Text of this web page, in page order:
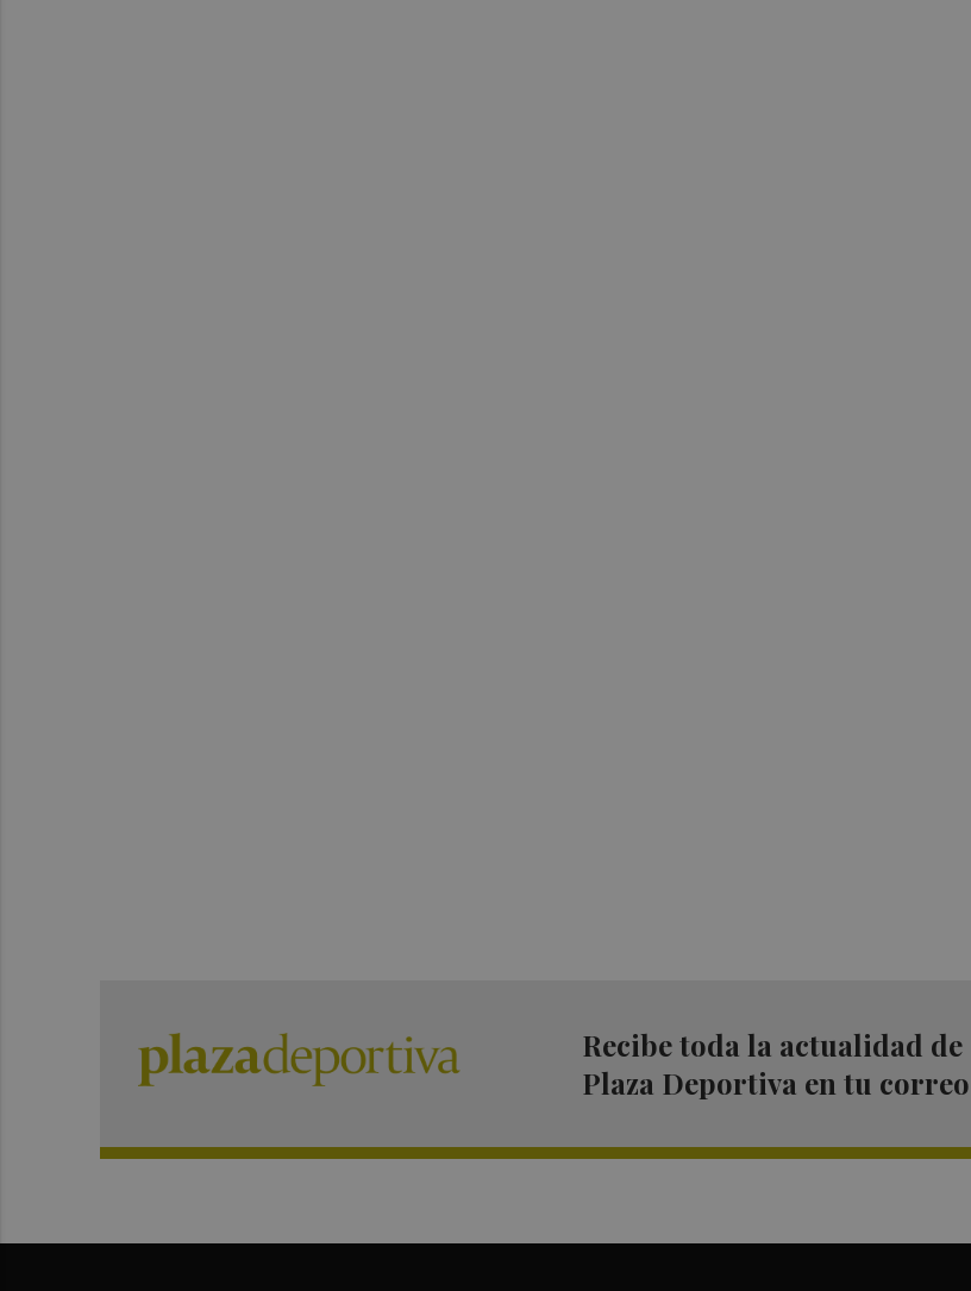
Recibe toda la actualidad de
Plaza Deportiva en tu correo